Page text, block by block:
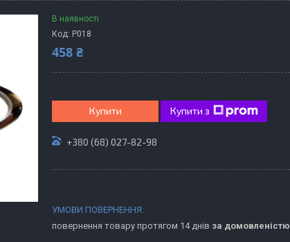
В наявності
Код: P018
458 ₴
Купити Купити з
+380 (68) 027-82-98
повернення товару протягом 14 днів за домовленістю